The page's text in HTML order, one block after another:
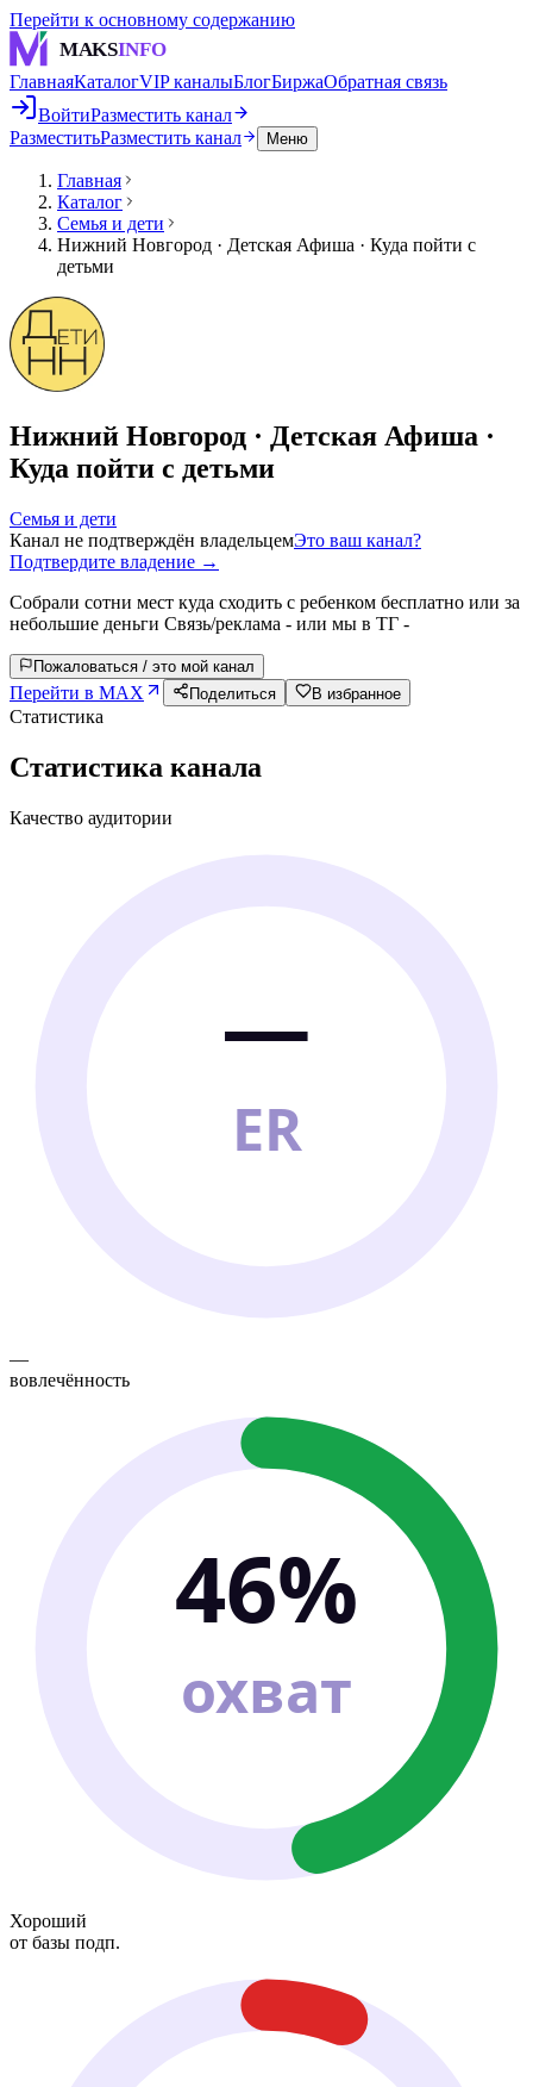
Перейти к основному содержанию
MAKSINFO
ГлавнаяКаталогVIP каналыБлогБиржаОбратная связь
ВойтиРазместить канал
РазместитьРазместить канал Меню
Главная
Каталог
Семья и дети
Нижний Новгород · Детская Афиша · Куда пойти с
детьми
Нижний Новгород · Детская Афиша ·
Куда пойти с детьми
Семья и дети
Канал не подтверждён владельцемЭто ваш канал?
Подтвердите владение →
Собрали сотни мест куда сходить с ребенком бесплатно или за
небольшие деньги Связь/реклама - или мы в ТГ -
Пожаловаться / это мой канал
Перейти в MAX Поделиться В избранное
Статистика
Статистика канала
Качество аудитории
—
ER
—
вовлечённость
46%
охват
Хороший
от базы подп.